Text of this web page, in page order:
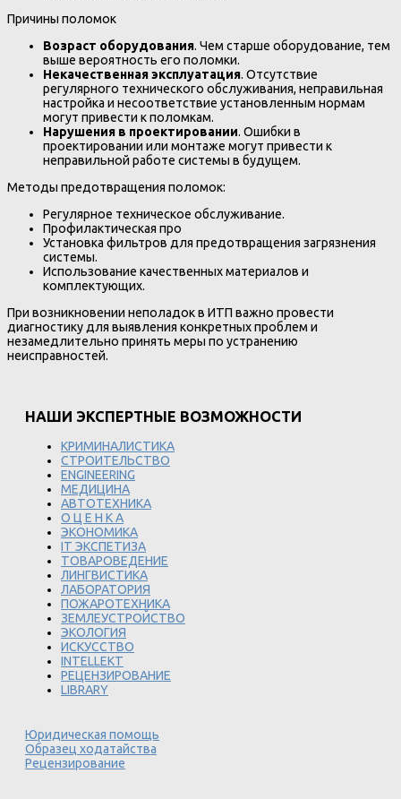
Причины поломок
Возраст оборудования. Чем старше оборудование, тем
выше вероятность его поломки.
Некачественная эксплуатация. Отсутствие
регулярного технического обслуживания, неправильная
настройка и несоответствие установленным нормам
могут привести к поломкам.
Нарушения в проектировании. Ошибки в
проектировании или монтаже могут привести к
неправильной работе системы в будущем.
Методы предотвращения поломок:
Регулярное техническое обслуживание.
Профилактическая про
Установка фильтров для предотвращения загрязнения
системы.
Использование качественных материалов и
комплектующих.
При возникновении неполадок в ИТП важно провести
диагностику для выявления конкретных проблем и
незамедлительно принять меры по устранению
неисправностей.
НАШИ ЭКСПЕРТНЫЕ ВОЗМОЖНОСТИ
КРИМИНАЛИСТИКА
СТРОИТЕЛЬСТВО
ENGINEERING
МЕДИЦИНА
АВТОТЕХНИКА
О Ц Е Н К А
ЭКОНОМИКА
IT ЭКСПЕТИЗА
ТОВАРОВЕДЕНИЕ
ЛИНГВИСТИКА
ЛАБОРАТОРИЯ
ПОЖАРОТЕХНИКА
ЗЕМЛЕУСТРОЙСТВО
ЭКОЛОГИЯ
ИСКУССТВО
INTELLEKT
РЕЦЕНЗИРОВАНИЕ
LIBRARY
Юридическая помощь
Образец ходатайства
Рецензирование